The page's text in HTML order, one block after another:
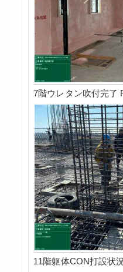
7階ウレタン吹付完了
11階躯体CON打設状